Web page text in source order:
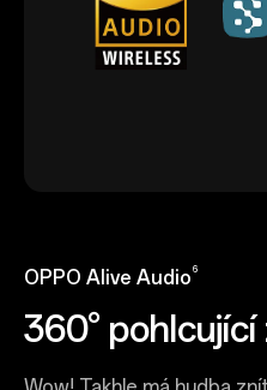
OPPO Alive Audio 6
360° pohlcující